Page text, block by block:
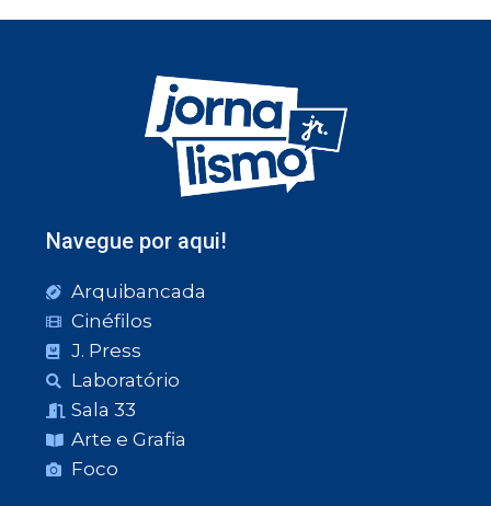
Navegue por aqui!
Arquibancada
Cinéfilos
J. Press
Laboratório
Sala 33
Arte e Grafia
Foco